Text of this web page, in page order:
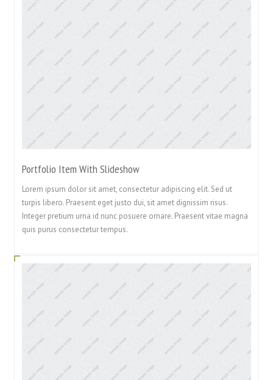
Portfolio Item With Slideshow
Lorem ipsum dolor sit amet, consectetur adipiscing elit. Sed ut
turpis libero. Praesent eget justo dui, sit amet dignissim risus.
Integer pretium urna id nunc posuere ornare. Praesent vitae magna
quis purus consectetur tempus.